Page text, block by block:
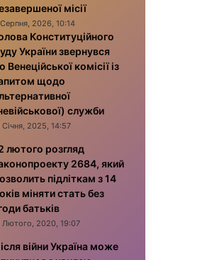
місії
2026, 10:14
Конституційного
України звернувся
Венеційської комісії із
щодо
служби
Січня, 2025, 14:57
лютого розгляд
2684, який
підліткам з 14
міняти стать без
батьків
Лютого, 2020, 19:07
війни Україна може